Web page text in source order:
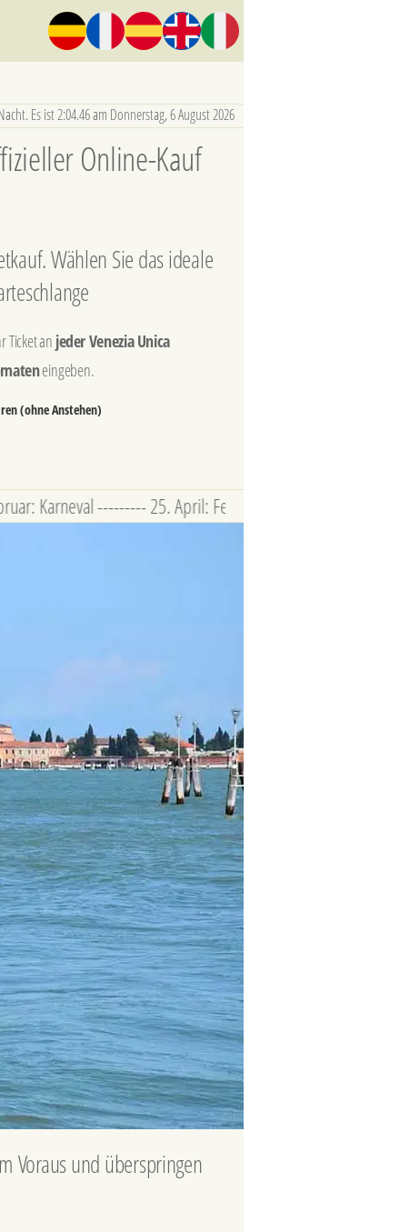
Es ist 2:04.47 am Donnerstag, 6 August 2026
Online-Kauf
Wählen Sie das ideale
Ticket an jeder Venezia Unica
eingeben.
(ohne Anstehen)
--------- 25. April: Fest von San Marco --------- 9.
Voraus und überspringen